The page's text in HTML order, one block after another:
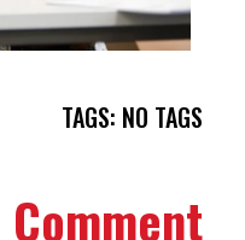
TAGS: NO TAGS
Comment